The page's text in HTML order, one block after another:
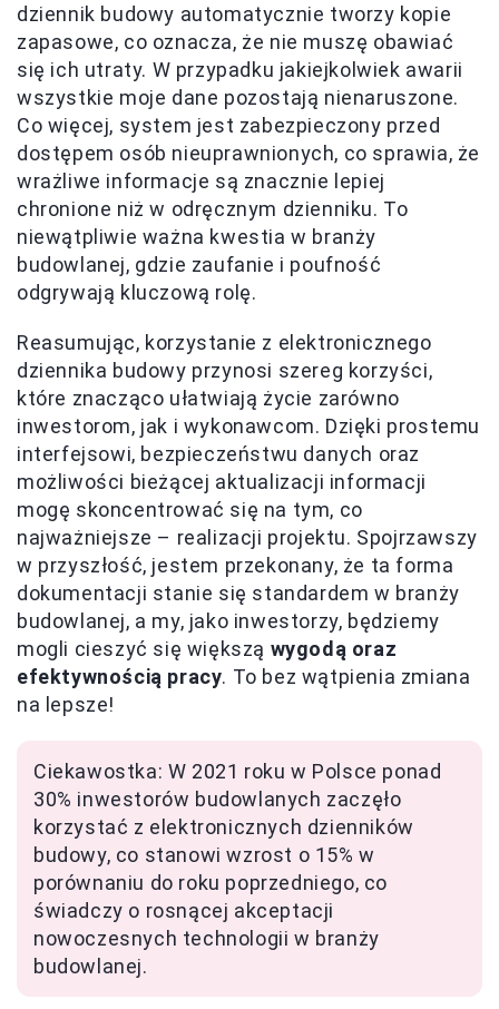
dziennik budowy automatycznie tworzy kopie
zapasowe, co oznacza, że nie muszę obawiać
się ich utraty. W przypadku jakiejkolwiek awarii
wszystkie moje dane pozostają nienaruszone.
Co więcej, system jest zabezpieczony przed
dostępem osób nieuprawnionych, co sprawia, że
wrażliwe informacje są znacznie lepiej
chronione niż w odręcznym dzienniku. To
niewątpliwie ważna kwestia w branży
budowlanej, gdzie zaufanie i poufność
odgrywają kluczową rolę.
Reasumując, korzystanie z elektronicznego
dziennika budowy przynosi szereg korzyści,
które znacząco ułatwiają życie zarówno
inwestorom, jak i wykonawcom. Dzięki prostemu
interfejsowi, bezpieczeństwu danych oraz
możliwości bieżącej aktualizacji informacji
mogę skoncentrować się na tym, co
najważniejsze – realizacji projektu. Spojrzawszy
w przyszłość, jestem przekonany, że ta forma
dokumentacji stanie się standardem w branży
budowlanej, a my, jako inwestorzy, będziemy
mogli cieszyć się większą wygodą oraz
efektywnością pracy. To bez wątpienia zmiana
na lepsze!
Ciekawostka: W 2021 roku w Polsce ponad
30% inwestorów budowlanych zaczęło
korzystać z elektronicznych dzienników
budowy, co stanowi wzrost o 15% w
porównaniu do roku poprzedniego, co
świadczy o rosnącej akceptacji
nowoczesnych technologii w branży
budowlanej.